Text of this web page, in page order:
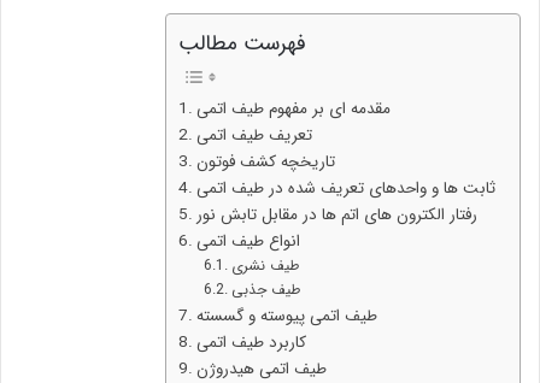
فهرست مطالب
مقدمه ای بر مفهوم طیف اتمی
تعریف طیف اتمی
تاریخچه کشف فوتون
ثابت ها و واحدهای تعریف شده در طیف اتمی
رفتار الکترون های اتم ها در مقابل تابش نور
انواع طیف اتمی
طیف نشری
طیف جذبی
طیف اتمی پیوسته و گسسته
کاربرد طیف اتمی
طیف اتمی هیدروژن